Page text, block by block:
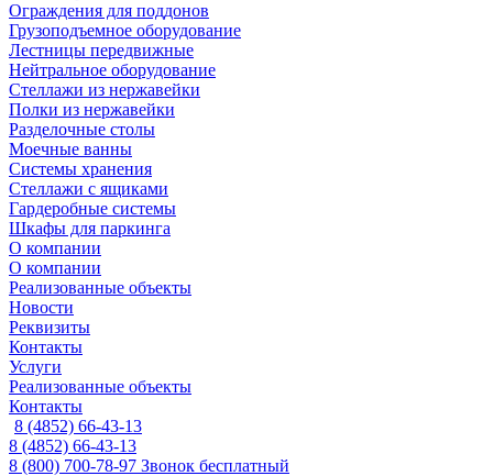
Ограждения для поддонов
Грузоподъемное оборудование
Лестницы передвижные
Нейтральное оборудование
Стеллажи из нержавейки
Полки из нержавейки
Разделочные столы
Моечные ванны
Системы хранения
Стеллажи с ящиками
Гардеробные системы
Шкафы для паркинга
О компании
О компании
Реализованные объекты
Новости
Реквизиты
Контакты
Услуги
Реализованные объекты
Контакты
8 (4852) 66-43-13
8 (4852) 66-43-13
8 (800) 700-78-97 Звонок бесплатный